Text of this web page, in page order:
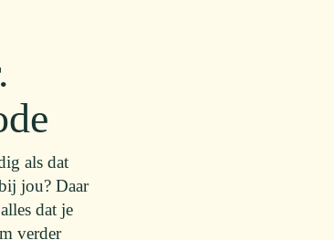
als dat
jou? Daar
dat je
verder